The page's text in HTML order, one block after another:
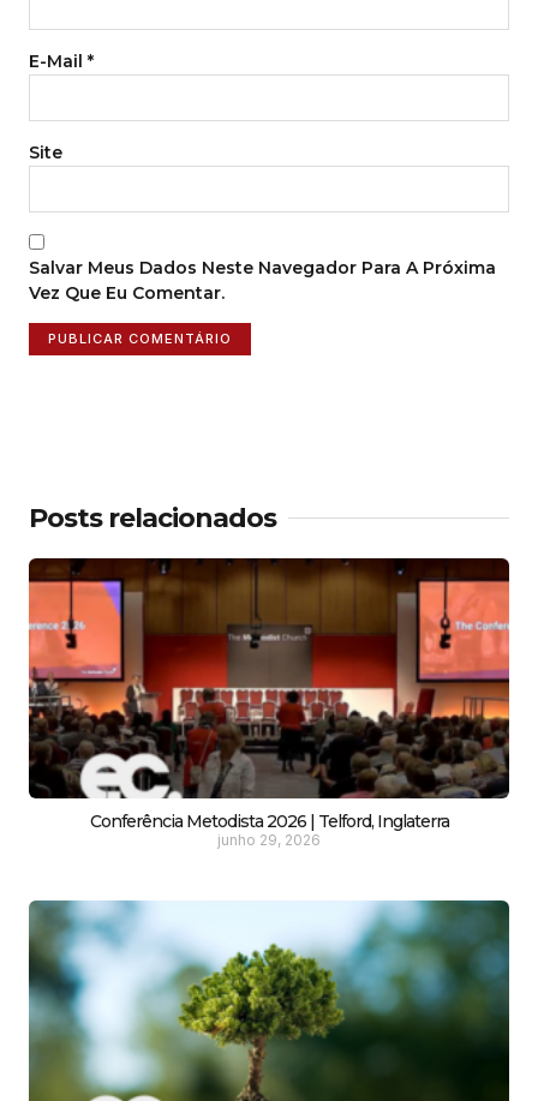
E-Mail *
Site
Salvar Meus Dados Neste Navegador Para A Próxima
Vez Que Eu Comentar.
Posts relacionados
Conferência Metodista 2026 | Telford, Inglaterra
junho 29, 2026